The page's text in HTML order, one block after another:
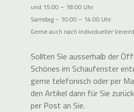
und 15:00 – 18:00 Uhr
Samstag – 10:00 – 14:00 Uhr
Gerne auch nach individueller
Sollten Sie ausserhalb der
Schönes im Schaufenster
gerne telefonisch oder per
den Artikel dann für Sie
per Post an Sie.